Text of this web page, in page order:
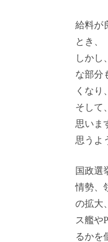
給料が
とき、
しかし
な部分
くなり
そして
思いま
思うよ
国政選
情勢、
の拡大
ス艦や
るかを